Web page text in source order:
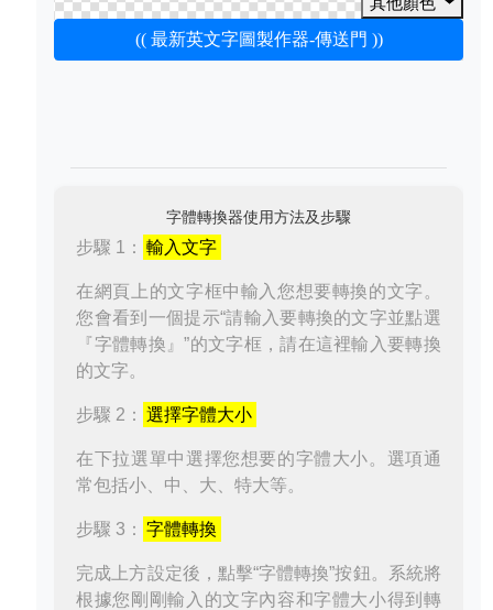
(( 最新英文字圖製作器-傳送門 ))
字體轉換器使用方法及步驟
步驟 1： 輸入文字
在網頁上的文字框中輸入您想要轉換的文字。
您會看到一個提示“請輸入要轉換的文字並點選
『字體轉換』”的文字框，請在這裡輸入要轉換
的文字。
步驟 2： 選擇字體大小
在下拉選單中選擇您想要的字體大小。選項通
常包括小、中、大、特大等。
步驟 3： 字體轉換
完成上方設定後，點擊“字體轉換”按鈕。系統將
根據您剛剛輸入的文字內容和字體大小得到轉